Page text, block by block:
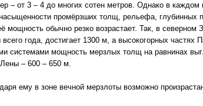
– от 3 – 4 до многих сотен метров. Однако в
промёрзших толщ, рельефа, глубинных
обычно резко возрастает. Так, в северном
года, достигает 1300 м, а высокогорных
системами мощность мерзлых толщ на равнинах
– 600 – 650 м.
ему в зоне вечной мерзлоты возможно